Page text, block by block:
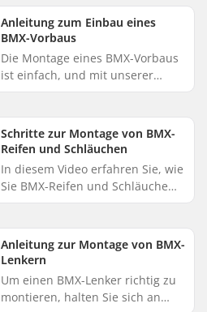
Schläuche ist es, die Breite im ...
Anleitung zum Einbau eines
BMX-Vorbaus
Die Montage eines BMX-Vorbaus
ist einfach, und mit unserer
unkomplizierten Schritt-für-
Montage eines Freestyle-BMX-
Vorb...
Schritte zur Montage von BMX-
Reifen und Schläuchen
In diesem Video erfahren Sie, wie
Sie BMX-Reifen und Schläuche
montieren: Zunächst wird der
Achten Sie auf die Drehrich...
Anleitung zur Montage von BMX-
Lenkern
Um einen BMX-Lenker richtig zu
montieren, halten Sie sich an